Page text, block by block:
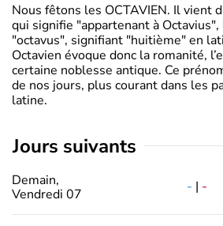
Nous fêtons les OCTAVIEN. Il vient
qui signifie "appartenant à
"octavus", signifiant "huitième" en
Octavien évoque donc la romanité,
certaine noblesse antique. Ce
de nos jours, plus courant dans les
latine.
jours suivants
Demain,
Vendredi 07
- | -